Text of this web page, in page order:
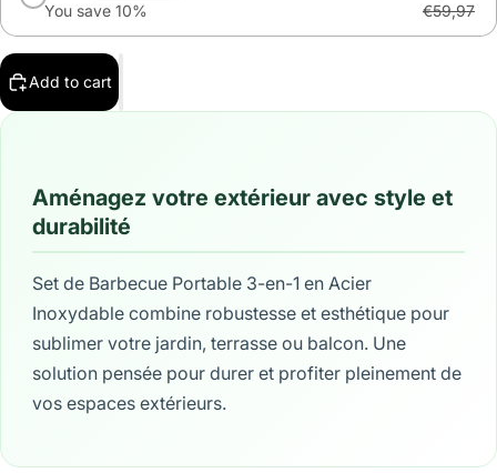
You save 10% €59,97
Add to cart
Aménagez votre extérieur avec style et
durabilité
Set de Barbecue Portable 3-en-1 en Acier
Inoxydable combine robustesse et esthétique pour
sublimer votre jardin, terrasse ou balcon. Une
solution pensée pour durer et profiter pleinement de
vos espaces extérieurs.